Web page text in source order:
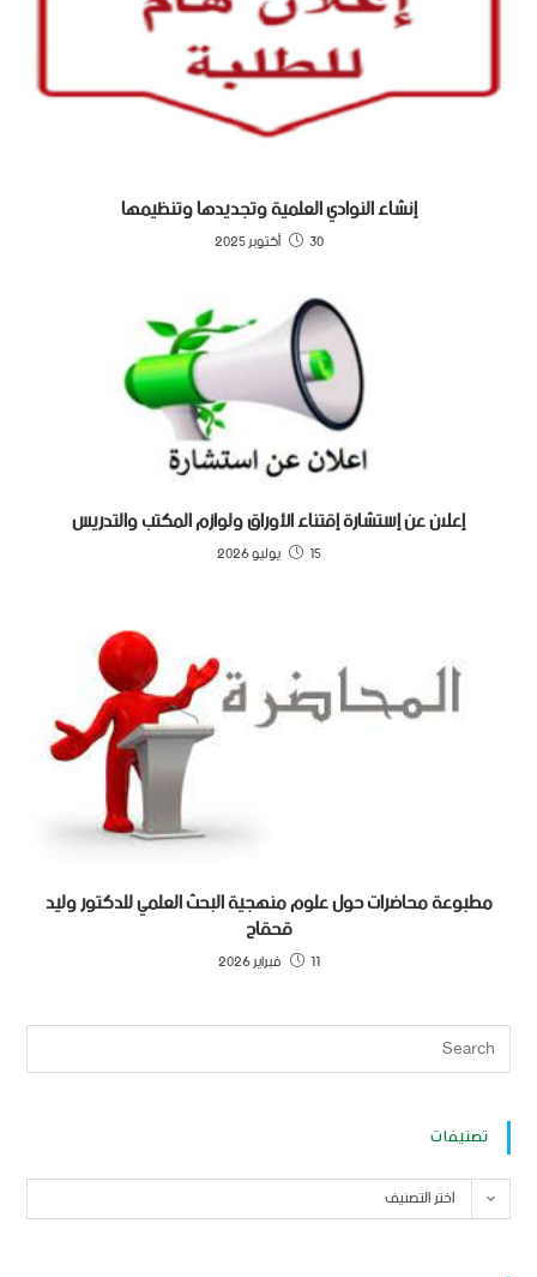
إنشاء النوادي العلمية وتجديدها وتنظيمها
30 أكتوبر 2025
إعلان عن إستشارة إقتناء الأوراق ولوازم المكتب والتدريس
15 يوليو 2026
مطبوعة محاضرات حول علوم منهجية البحث العلمي للدكتور وليد
قحقاح
11 فبراير 2026
تصنيفات
اختر التصنيف